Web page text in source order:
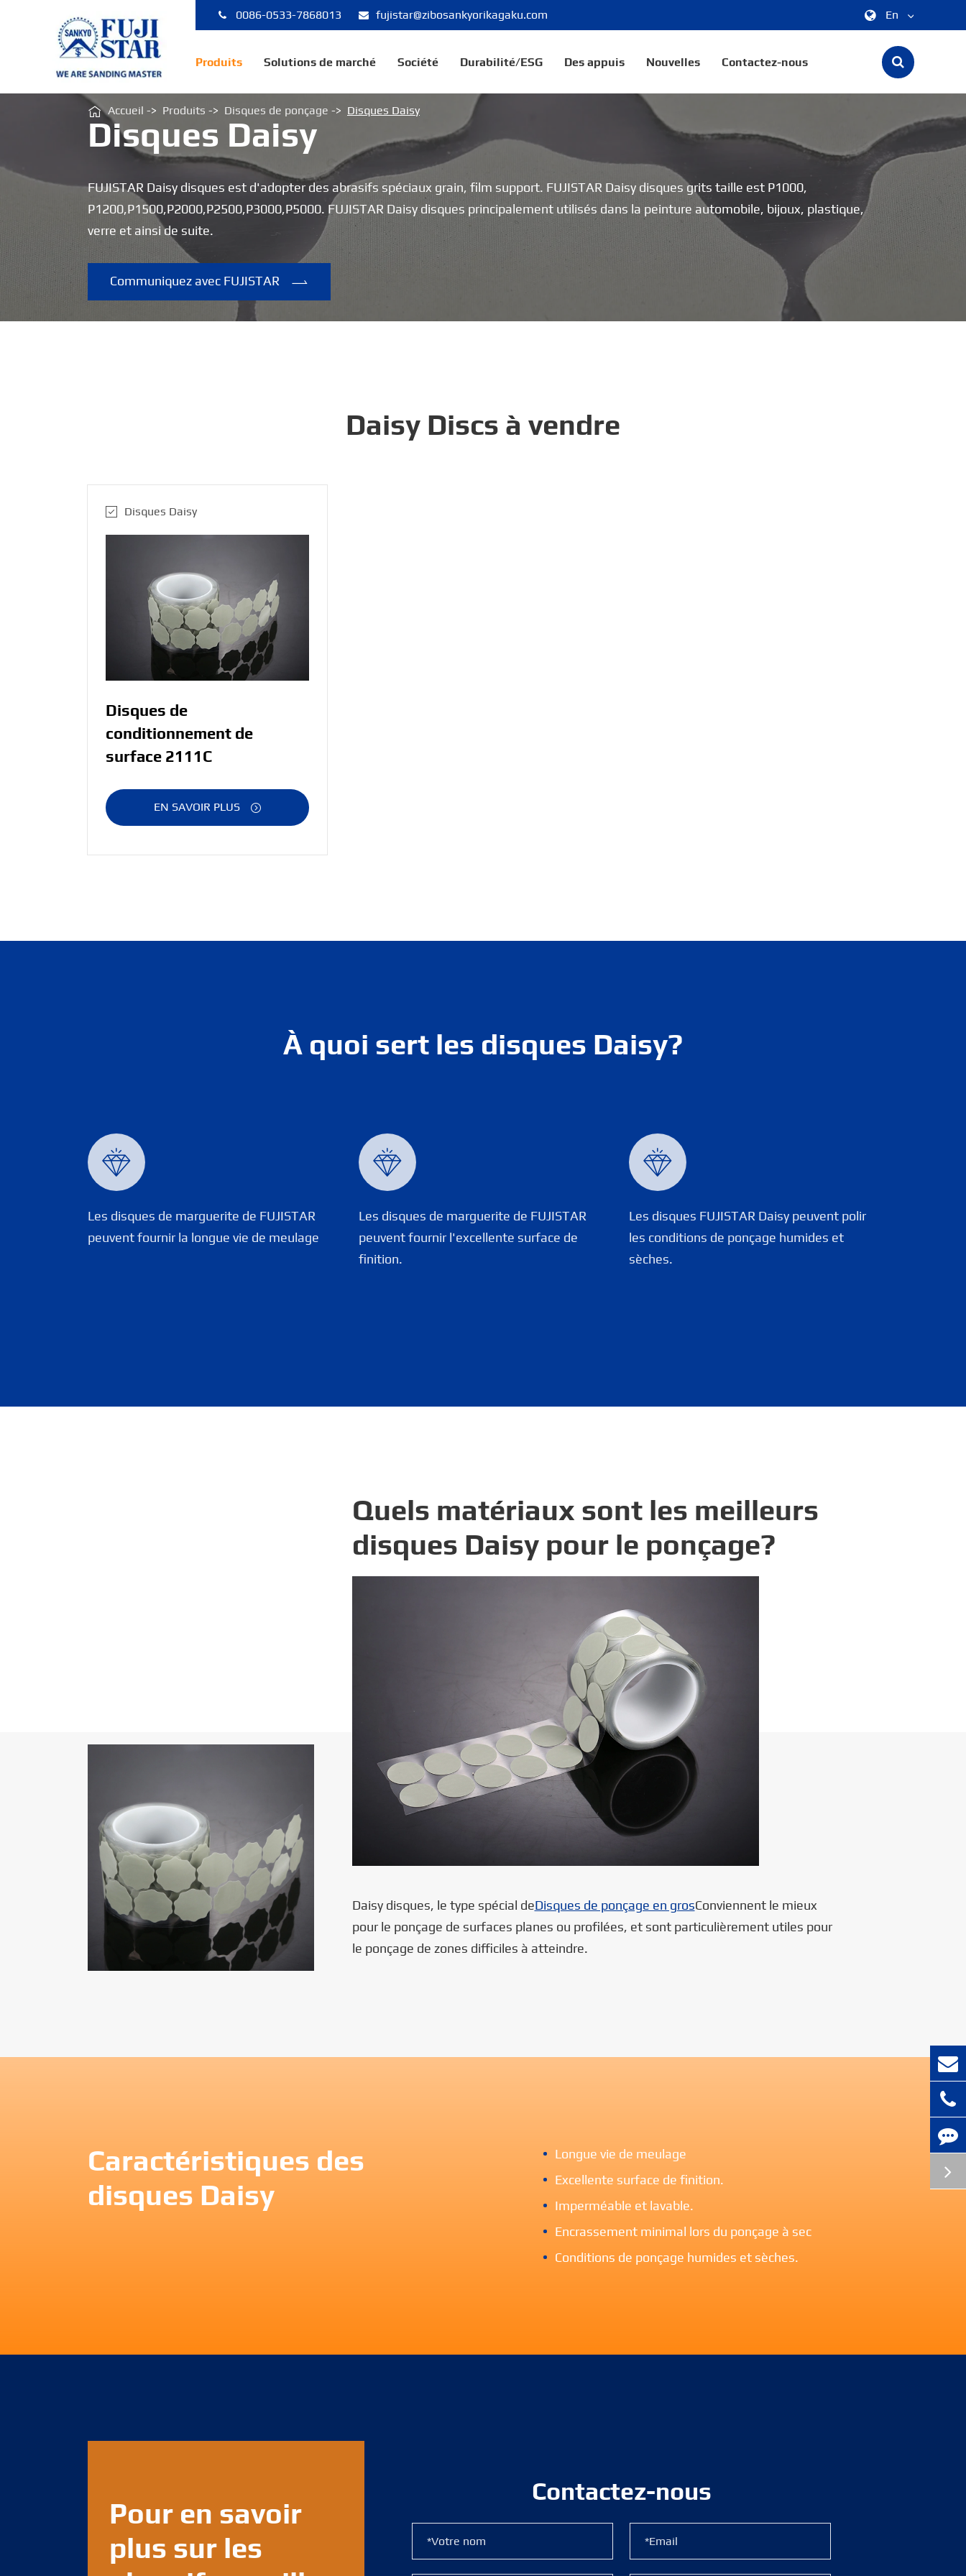
0086-0533-7868013 fujistar@zibosankyorikagaku.com En
français
Español
italiano
português
Produits Solutions de marché Société Durabilité/ESG Des appuis Nouvelles Contactez-nous
Disques Daisy
FUJISTAR Daisy disques est d'adopter des abrasifs spéciaux grain, film support. FUJISTAR Daisy disques grits taille est P1000,
P1200,P1500,P2000,P2500,P3000,P5000. FUJISTAR Daisy disques principalement utilisés dans la peinture automobile, bijoux, plastique,
verre et ainsi de suite.
Communiquez avec FUJISTAR 
 Accueil Produits Disques de ponçage Disques Daisy
Daisy Discs à vendre
Disques Daisy
Disques de
conditionnement de
surface 2111C
EN SAVOIR PLUS 
À quoi sert les disques Daisy?

Les disques de marguerite de FUJISTAR
peuvent fournir la longue vie de meulage

Les disques de marguerite de FUJISTAR
peuvent fournir l'excellente surface de
finition.

Les disques FUJISTAR Daisy peuvent polir
les conditions de ponçage humides et
sèches.
Quels matériaux sont les meilleurs
disques Daisy pour le ponçage?
Daisy disques, le type spécial deDisques de ponçage en grosConviennent le mieux
pour le ponçage de surfaces planes ou profilées, et sont particulièrement utiles pour
le ponçage de zones difficiles à atteindre.
Caractéristiques des
disques Daisy
Longue vie de meulage
Excellente surface de finition.
Imperméable et lavable.
Encrassement minimal lors du ponçage à sec
Conditions de ponçage humides et sèches.
Pour en savoir
plus sur les
Contactez-nous